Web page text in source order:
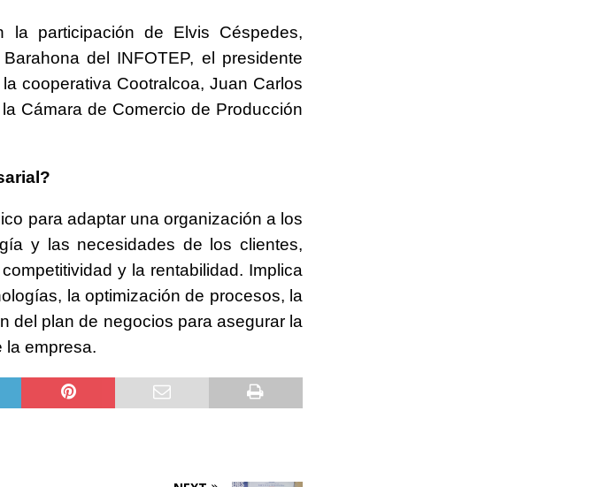
la participación de Elvis Céspedes,
del INFOTEP, el presidente
cooperativa Cootralcoa, Juan Carlos
Cámara de Comercio de Producción
para adaptar una organización a los
y las necesidades de los clientes,
y la rentabilidad. Implica
la optimización de procesos, la
del plan de negocios para asegurar la
la empresa.